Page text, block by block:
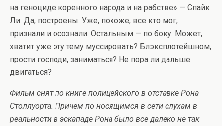
на геноциде коренного народа и на рабстве» — Спайк
Ли. Да, построены. Уже, похоже, все кто мог,
признали и осознали. Остальным — по боку. Может,
хватит уже эту тему муссировать? Блэксплотейшном,
прости господи, заниматься? Не пора ли дальше
двигаться?
Фильм снят по книге полицейского в отставке Рона
Столлуорта. Причем по носящимся в сети слухам в
реальности в эскападе Рона было все далеко не так